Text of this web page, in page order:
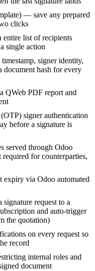
— save any prepared
clicks
list of recipients
single action
signer identity,
document hash for every
QWeb PDF report and
signer authentication
before a signature is
served through Odoo
for counterparties,
expiry via Odoo automated
request to a
and auto-trigger
the quotation)
on every request so
record
internal roles and
document